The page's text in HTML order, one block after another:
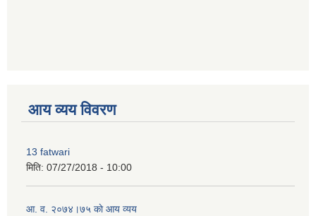
आय व्यय विवरण
13 fatwari
मिति: 07/27/2018 - 10:00
आ‍. व. २०७४।७५ काे आय व्यय